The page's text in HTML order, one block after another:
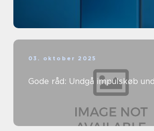
03. oktober 2025
Gode råd: Undgå impulskøb